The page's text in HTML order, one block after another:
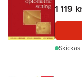
1 119 kr
Skickas